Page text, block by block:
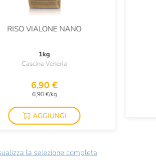
RISO VIALONE NANO
1kg
Cascina Veneria
6,90 €
6,90 €/kg
AGGIUNGI
la selezione completa